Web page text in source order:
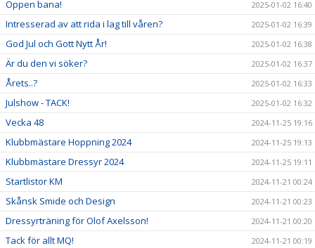
Öppen bana! 2025-01-02 16:40
Intresserad av att rida i lag till våren? 2025-01-02 16:39
God Jul och Gott Nytt År! 2025-01-02 16:38
Är du den vi söker? 2025-01-02 16:37
Årets..? 2025-01-02 16:33
Julshow - TACK! 2025-01-02 16:32
Vecka 48 2024-11-25 19:16
Klubbmästare Hoppning 2024 2024-11-25 19:13
Klubbmästare Dressyr 2024 2024-11-25 19:11
Startlistor KM 2024-11-21 00:24
Skånsk Smide och Design 2024-11-21 00:23
Dressyrträning för Olof Axelsson! 2024-11-21 00:20
Tack för allt MQ! 2024-11-21 00:19